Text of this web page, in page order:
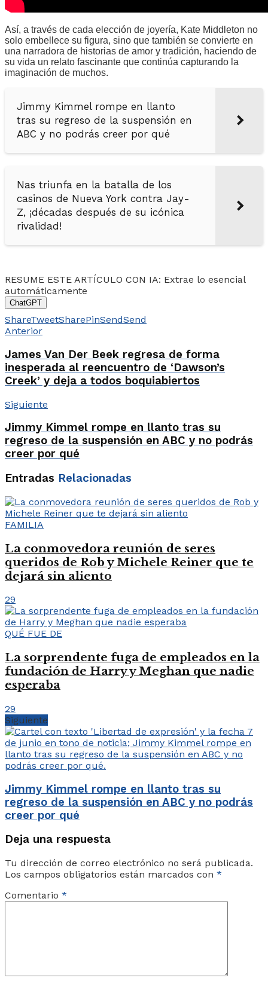
Así, a través de cada elección de joyería, Kate Middleton no
solo embellece su figura, sino que también se convierte en
una narradora de historias de amor y tradición, haciendo de
su vida un relato fascinante que continúa capturando la
imaginación de muchos.
Jimmy Kimmel rompe en llanto
tras su regreso de la suspensión en
ABC y no podrás creer por qué
Nas triunfa en la batalla de los
casinos de Nueva York contra Jay-
Z, ¡décadas después de su icónica
rivalidad!
RESUME ESTE ARTÍCULO CON IA: Extrae lo esencial
automáticamente
ChatGPT
ShareTweetSharePinSendSend
Anterior
James Van Der Beek regresa de forma
inesperada al reencuentro de ‘Dawson’s
Creek’ y deja a todos boquiabiertos
Siguiente
Jimmy Kimmel rompe en llanto tras su
regreso de la suspensión en ABC y no podrás
creer por qué
Entradas Relacionadas
FAMILIA
La conmovedora reunión de seres
queridos de Rob y Michele Reiner que te
dejará sin aliento
29
QUÉ FUE DE
La sorprendente fuga de empleados en la
fundación de Harry y Meghan que nadie
esperaba
29
Siguiente
Jimmy Kimmel rompe en llanto tras su
regreso de la suspensión en ABC y no podrás
creer por qué
Deja una respuesta
Tu dirección de correo electrónico no será publicada.
Los campos obligatorios están marcados con *
Comentario *